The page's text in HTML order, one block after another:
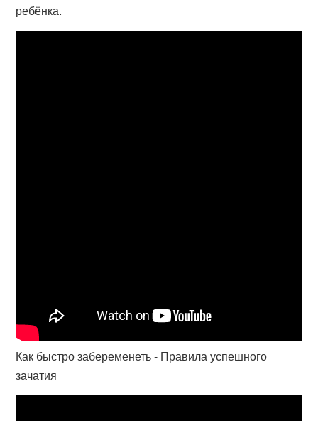
ребёнка.
Как быстро забеременеть - Правила успешного
зачатия